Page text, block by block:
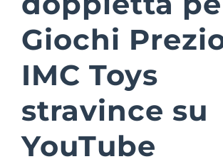
Suite Login
Giochi
IMC Toys
stravince su
YouTube